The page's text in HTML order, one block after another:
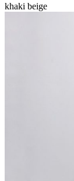
khaki beige